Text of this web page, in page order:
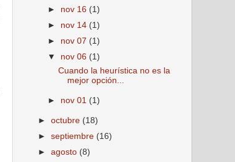
► nov 16 (1)
► nov 14 (1)
► nov 07 (1)
▼ nov 06 (1)
Cuando la heurística no es la
mejor opción...
► nov 01 (1)
►octubre (18)
►septiembre (16)
►agosto (8)